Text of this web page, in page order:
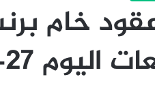
خام
27-01-2025